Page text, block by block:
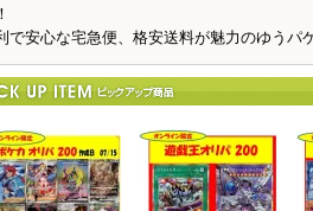
で安心な宅急便、格安送料が魅力のゆうパ